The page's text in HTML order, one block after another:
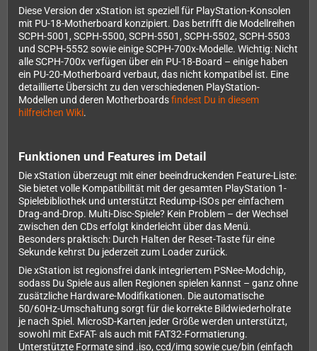
Diese Version der xStation ist speziell für PlayStation-Konsolen
mit PU-18-Motherboard konzipiert. Das betrifft die Modellreihen
SCPH-5001, SCPH-5500, SCPH-5501, SCPH-5502, SCPH-5503
und SCPH-5552 sowie einige SCPH-700x-Modelle. Wichtig: Nicht
alle SCPH-700x verfügen über ein PU-18-Board – einige haben
ein PU-20-Motherboard verbaut, das nicht kompatibel ist. Eine
detaillierte Übersicht zu den verschiedenen PlayStation-
Modellen und deren Motherboardsfindest Du in diesem
hilfreichen Wiki.
Funktionen und Features im Detail
Die xStation überzeugt mit einer beeindruckenden Feature-Liste:
Sie bietet volle Kompatibilität mit der gesamten PlayStation 1-
Spielebibliothek und unterstützt Redump-ISOs per einfachem
Drag-and-Drop. Multi-Disc-Spiele? Kein Problem – der Wechsel
zwischen den CDs erfolgt kinderleicht über das Menü.
Besonders praktisch: Durch Halten der Reset-Taste für eine
Sekunde kehrst Du jederzeit zum Loader zurück.
Die xStation ist regionsfrei dank integriertem PSNee-Modchip,
sodass Du Spiele aus allen Regionen spielen kannst – ganz ohne
zusätzliche Hardware-Modifikationen. Die automatische
50/60Hz-Umschaltung sorgt für die korrekte Bildwiederholrate
je nach Spiel. MicroSD-Karten jeder Größe werden unterstützt,
sowohl mit ExFAT- als auch mit FAT32-Formatierung.
Unterstützte Formate sind .iso, ccd/img sowie cue/bin (einfach